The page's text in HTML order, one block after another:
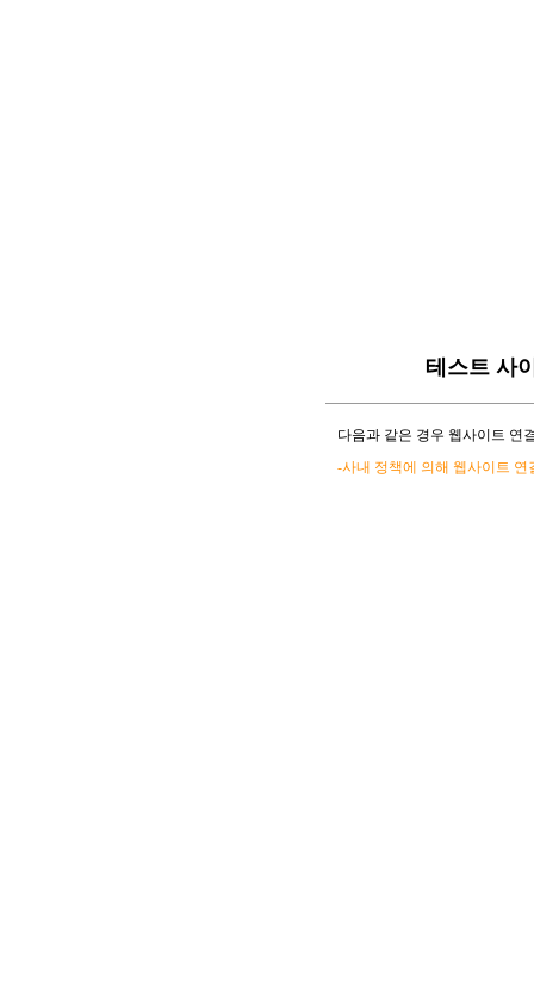
테스트 사
다음과 같은 경우 웹사이트 연
-사내 정책에 의해 웹사이트